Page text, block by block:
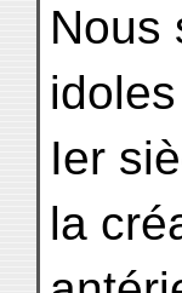
Nous
Ier
la